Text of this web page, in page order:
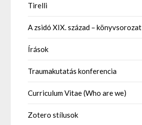
Tirelli
A zsidó XIX. század – könyvsorozat
Írások
Traumakutatás konferencia
Curriculum Vitae (Who are we)
Zotero stílusok